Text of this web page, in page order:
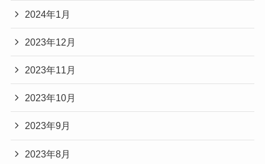
2024年1月
2023年12月
2023年11月
2023年10月
2023年9月
2023年8月